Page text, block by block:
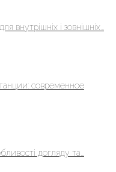
внутрішніх і зовнішніх...
современное
догляду та...